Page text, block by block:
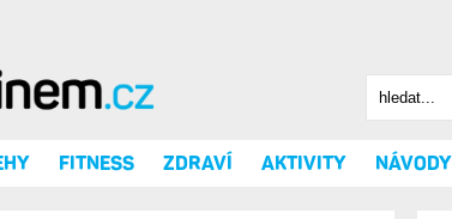
Hledat
FITNESS ZDRAVÍ AKTIVITY NÁVODY